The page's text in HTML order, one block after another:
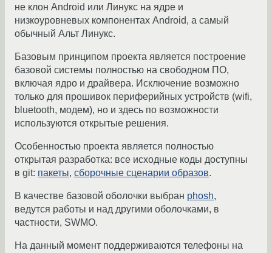
не клон Android или Линукс на ядре и
низкоуровневых компонентах Android, а самый
обычный Альт Линукс.
Базовым принципом проекта является построение
базовой системы полностью на свободном ПО,
включая ядро и драйвера. Исключение возможно
только для прошивок периферийных устройств (wifi,
bluetooth, модем), но и здесь по возможности
используются открытые решения.
Особенностью проекта является полностью
открытая разработка: все исходные коды доступны
в git: пакеты, сборочные сценарии образов.
В качестве базовой оболочки выбран phosh,
ведутся работы и над другими оболочками, в
частности, SWMO.
На данный момент поддерживаются телефоны на